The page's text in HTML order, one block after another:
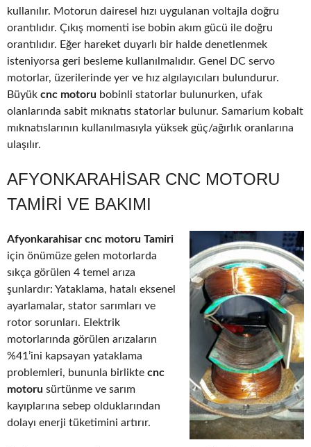
kullanılır. Motorun dairesel hızı uygulanan voltajla doğru
orantılıdır. Çıkış momenti ise bobin akım gücü ile doğru
orantılıdır. Eğer hareket duyarlı bir halde denetlenmek
isteniyorsa geri besleme kullanılmalıdır. Genel DC servo
motorlar, üzerilerinde yer ve hız algılayıcıları bulundurur.
Büyük cnc motoru bobinli statorlar bulunurken, ufak
olanlarında sabit mıknatıs statorlar bulunur. Samarium kobalt
mıknatıslarının kullanılmasıyla yüksek güç/ağırlık oranlarına
ulaşılır.
AFYONKARAHISAR CNC MOTORU
TAMIRI VE BAKIMI
Afyonkarahisar cnc motoru Tamiri
için önümüze gelen motorlarda
sıkça görülen 4 temel arıza
şunlardır: Yataklama, hatalı eksenel
ayarlamalar, stator sarımları ve
rotor sorunları. Elektrik
motorlarında görülen arızaların
%41’ini kapsayan yataklama
problemleri, bununla birlikte cnc
motoru sürtünme ve sarım
kayıplarına sebep olduklarından
dolayı enerji tüketimini artırır.